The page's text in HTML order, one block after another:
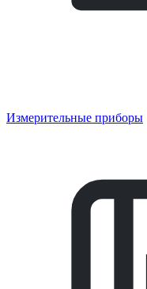
Измерительные приборы